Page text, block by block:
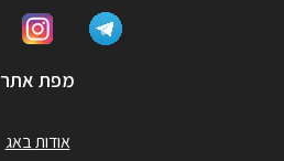
מפת אתר
אודות באג